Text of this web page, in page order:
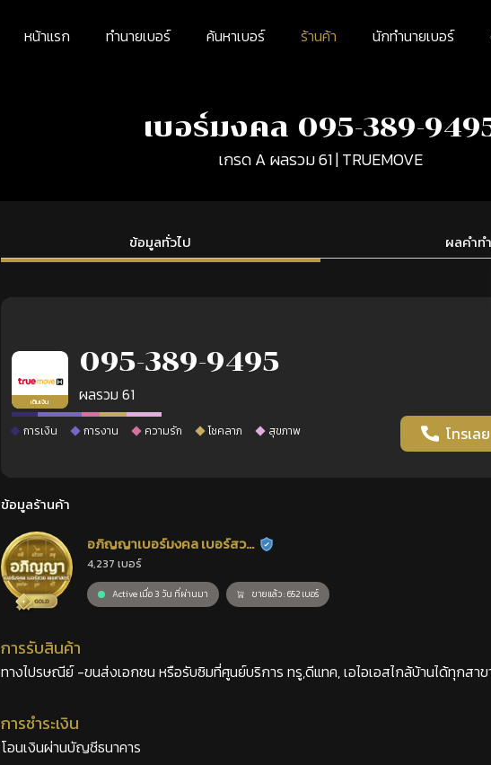
หน้าแรก ทำนายเบอร์ ค้นหาเบอร์ ร้านค้า นักทำนายเบอร์
เบอร์มงคล 095-389-
เกรด A ผลรวม 61 | TRUEMOVE
ข้อมูลทั่วไป ผลคำท
เติมเงิน
095-389-9495
ผลรวม 61
การเงิน การงาน ความรัก โชคลาภ สุขภาพ โทรเลย
ข้อมูลร้านค้า
อภิญญาเบอร์มงคล เบอร์สวย
เลขศาสตร์
ร้านยืนยันแล้ว
4,237 เบอร์
Active เมื่อ 3 วัน ที่ผ่านมา ขายแล้ว : 652 เบอร์
การรับสินค้า
ทางไปรษณีย์ -ขนส่งเอกชน หรือรับซิมที่ศูนย์บริการ ทรู,ดีแทค, เอไอเอสไกล้บ้านได้ทุกสาข
การชำระเงิน
โอนเงินผ่านบัญชีธนาคาร